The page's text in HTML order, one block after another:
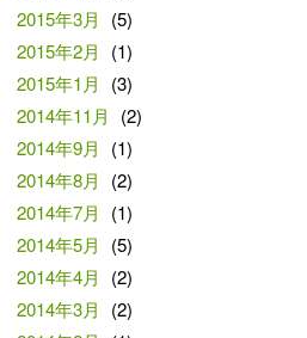
2015年3月
(5)
2015年2月
(1)
2015年1月
(3)
2014年11月
(2)
2014年9月
(1)
2014年8月
(2)
2014年7月
(1)
2014年5月
(5)
2014年4月
(2)
2014年3月
(2)